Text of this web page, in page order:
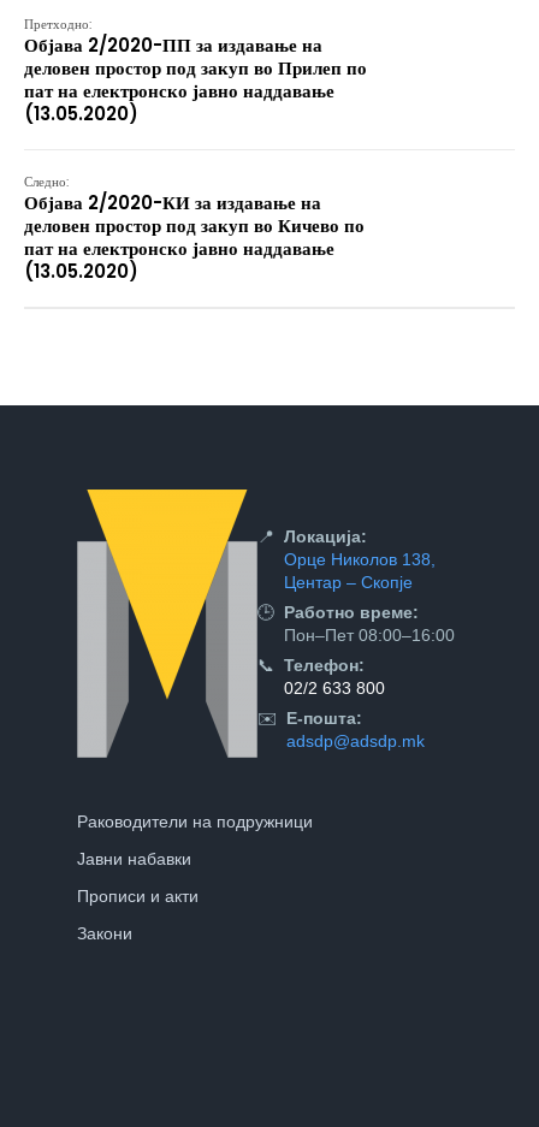
Претходно:
Објава 2/2020-ПП за издавање на
деловен простор под закуп во Прилеп по
пат на електронско јавно наддавање
(13.05.2020)
Следно:
Објава 2/2020-КИ за издавање на
деловен простор под закуп во Кичево по
пат на електронско јавно наддавање
(13.05.2020)
📍 Локација:
Орце Николов 138,
Центар – Скопје
🕒 Работно време:
Пон–Пет 08:00–16:00
📞 Телефон:
02/2 633 800
✉️
Е-пошта:
adsdp@adsdp.mk
Раководители на подружници
Јавни набавки
Прописи и акти
Закони